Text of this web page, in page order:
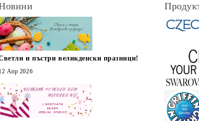
и пъстри великденски празници!
Апр 2026